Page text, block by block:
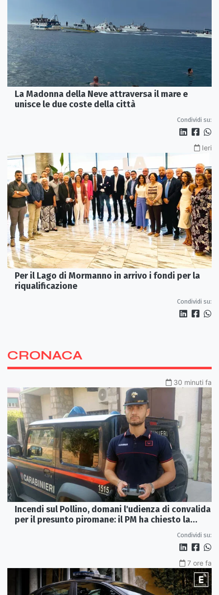
La Madonna della Neve attraversa il mare e
unisce le due coste della città
Condividi su:
Ieri
Per il Lago di Mormanno in arrivo i fondi per la
riqualificazione
Condividi su:
CRONACA
30 minuti fa
Incendi sul Pollino, domani l'udienza di convalida
per il presunto piromane: il PM ha chiesto la
Condividi su:
7 ore fa